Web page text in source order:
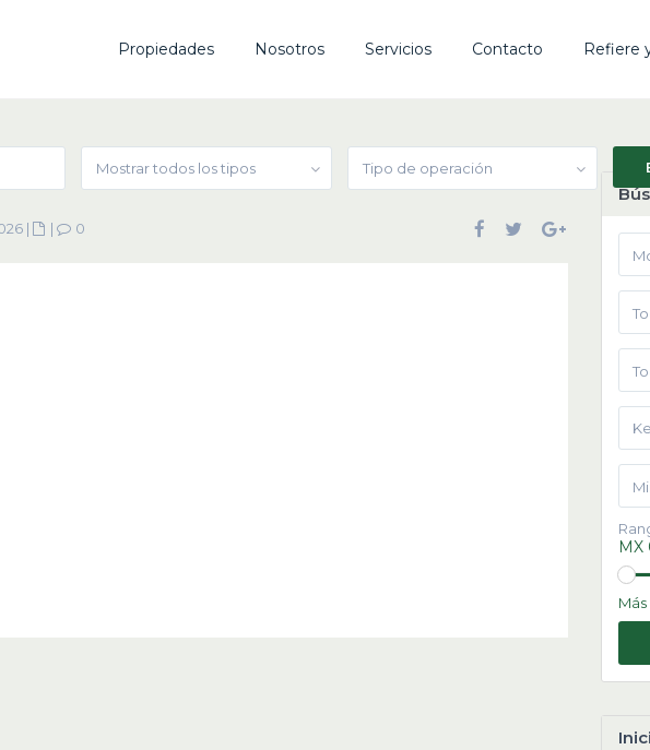
Propiedades Nosotros Servicios Contacto Refiere
Mostrar todos los tipos Tipo de operación
| | 0
MX